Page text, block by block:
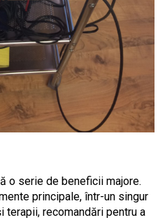
o serie de beneficii majore.
principale, într-un singur
terapii, recomandări pentru a